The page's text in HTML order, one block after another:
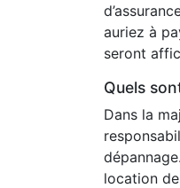
auriez à
seront
Quels
Dans la
location